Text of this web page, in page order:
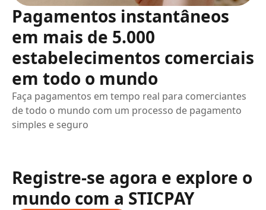
Pagamentos instantâneos
em mais de 5.000
estabelecimentos comerciais
em todo o mundo
Faça pagamentos em tempo real para comerciantes
de todo o mundo com um processo de pagamento
simples e seguro
Registre-se agora e explore o
mundo com a STICPAY